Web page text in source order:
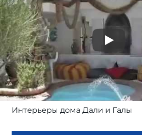
Интерьеры дома Дали и Галы